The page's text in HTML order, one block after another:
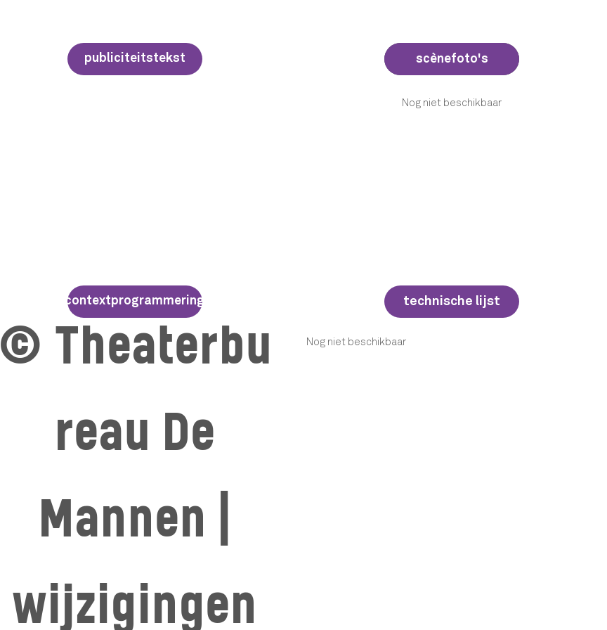
publiciteitstekst
contextprogrammering
scènefoto's
scènefoto's
Nog niet beschikbaar
technische lijst
Nog niet beschikbaar
© Theaterbu
reau De
Mannen |
wijzigingen